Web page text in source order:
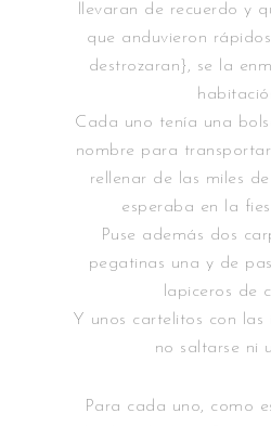
llevaran de recuerdo y
que anduvieron
destrozaran}, se la
Cada uno tenía una
nombre para
rellenar de las miles
esperaba en la
Puse además dos
pegatinas una y de
lapiceros de
Y unos cartelitos con las
no saltarse ni
Para cada uno, como